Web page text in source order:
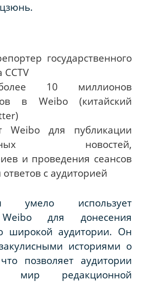
государственного
CCTV
10 миллионов
в Weibo (китайский
Weibo для публикации
новостей,
и проведения сеансов
с аудиторией
умело использует
Weibo для донесения
широкой аудитории. Он
историями о
позволяет аудитории
мир редакционной